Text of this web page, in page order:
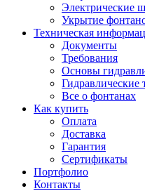
Электрические
Укрытие
Техническая
Документы
Требования
Основы
Гидравлические
Все о фонтанах
Как купить
Оплата
Доставка
Гарантия
Сертификаты
Портфолио
Контакты